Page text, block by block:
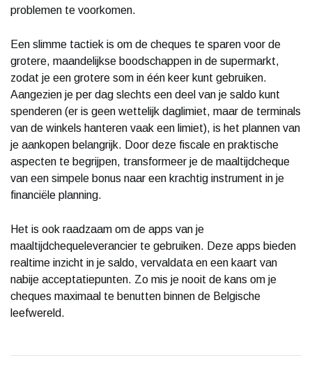
problemen te voorkomen.
Een slimme tactiek is om de cheques te sparen voor de
grotere, maandelijkse boodschappen in de supermarkt,
zodat je een grotere som in één keer kunt gebruiken.
Aangezien je per dag slechts een deel van je saldo kunt
spenderen (er is geen wettelijk daglimiet, maar de terminals
van de winkels hanteren vaak een limiet), is het plannen van
je aankopen belangrijk. Door deze fiscale en praktische
aspecten te begrijpen, transformeer je de maaltijdcheque
van een simpele bonus naar een krachtig instrument in je
financiële planning.
Het is ook raadzaam om de apps van je
maaltijdchequeleverancier te gebruiken. Deze apps bieden
realtime inzicht in je saldo, vervaldata en een kaart van
nabije acceptatiepunten. Zo mis je nooit de kans om je
cheques maximaal te benutten binnen de Belgische
leefwereld.